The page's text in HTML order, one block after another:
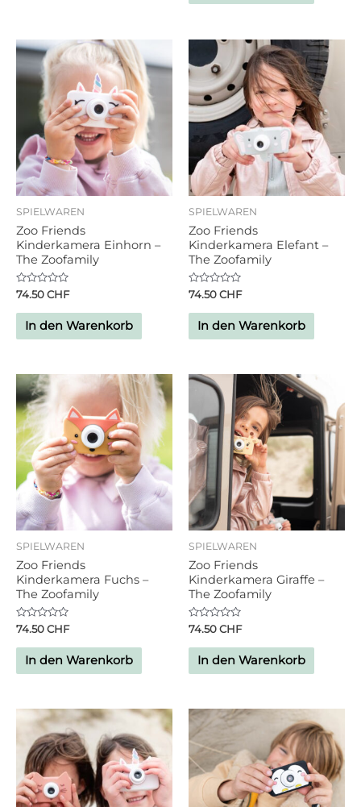
SPIELWAREN
Zoo Friends
Kinderkamera Einhorn –
The Zoofamily
Bewertet
0
von
74.50CHF
In den Warenkorb
SPIELWAREN
Zoo Friends
Kinderkamera Elefant –
The Zoofamily
Bewertet
0
von
74.50CHF
In den Warenkorb
SPIELWAREN
Zoo Friends
Kinderkamera Fuchs –
The Zoofamily
Bewertet
0
von
74.50CHF
In den Warenkorb
SPIELWAREN
Zoo Friends
Kinderkamera Giraffe –
The Zoofamily
Bewertet
0
von
74.50CHF
In den Warenkorb